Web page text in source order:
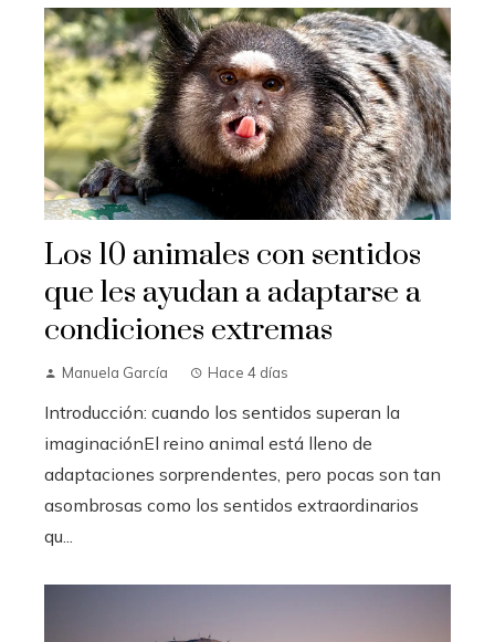
Los 10 animales con sentidos
que les ayudan a adaptarse a
condiciones extremas
Manuela García Hace 4 días
Introducción: cuando los sentidos superan la
imaginaciónEl reino animal está lleno de
adaptaciones sorprendentes, pero pocas son tan
asombrosas como los sentidos extraordinarios
qu...